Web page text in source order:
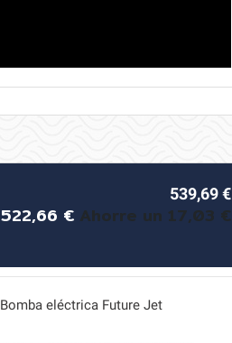
539,69 €
522,66 € Ahorre un 17,03 €
Bomba eléctrica Future Jet